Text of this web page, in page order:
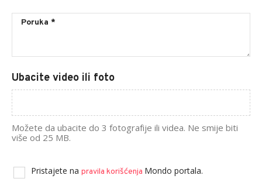
Ubacite video ili foto
Možete da ubacite do 3 fotografije ili videa. Ne smije biti
više od 25 MB.
Pristajete na pravila korišćenja Mondo portala.